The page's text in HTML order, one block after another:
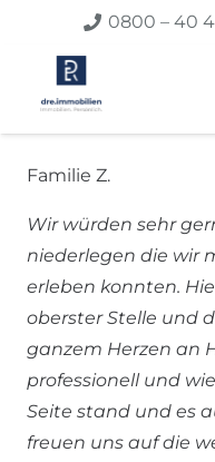
0800 – 40
Familie Z.
Wir würden sehr
niederlegen die wir
erleben konnten.
oberster Stelle und
ganzem Herzen an
professionell und
Seite stand und es
freuen uns auf die